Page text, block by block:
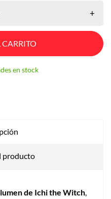
+
en stock
producto
de Ichi the Witch,